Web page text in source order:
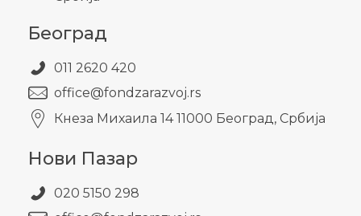
Београд
011 2620 420
office@fondzarazvoj.rs
Кнезa Михаила 14 11000 Београд, Србија
Нови Пазар
020 5150 298